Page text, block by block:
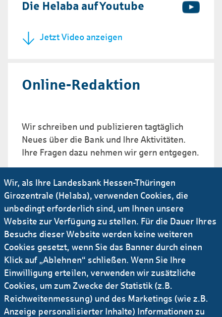
Die Helaba auf Youtube
Jetzt Video anzeigen
Online-Redaktion
Wir schreiben und publizieren tagtäglich
Neues über die Bank und Ihre Aktivitäten.
Ihre Fragen dazu nehmen wir gern entgegen.
Irgendetwas funktioniert nicht wie gewohnt?
Dann rufen Sie gern durch oder mailen Sie
uns einfach.
Uns erreichen auch häufig Fragen, für die wir
als Landesbank nicht die richtige Adresse
sind. Unser Tipp: Werfen Sie doch mal einen
Blick in unsere FAQs.
FAQs oder: Was uns Besucher der
Website häufig fragen
Wir, als Ihre Landesbank Hessen-Thüringen
Girozentrale (Helaba), verwenden Cookies, die
unbedingt erforderlich sind, um Ihnen unsere
Website zur Verfügung zu stellen. Für die Dauer Ihres
Besuchs dieser Website werden keine weiteren
Cookies gesetzt, wenn Sie das Banner durch einen
Klick auf „Ablehnen“ schließen. Wenn Sie Ihre
Einwilligung erteilen, verwenden wir zusätzliche
Cookies, um zum Zwecke der Statistik (z.B.
Reichweitenmessung) und des Marketings (wie z.B.
Anzeige personalisierter Inhalte) Informationen zu